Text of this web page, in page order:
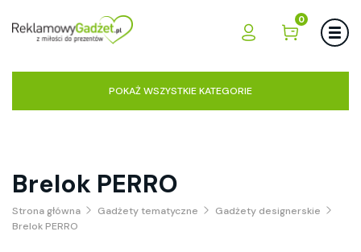
0
POKAŻ WSZYSTKIE KATEGORIE
Brelok PERRO
Strona główna Gadżety tematyczne
Gadżety designerskie
Brelok PERRO